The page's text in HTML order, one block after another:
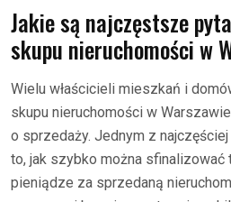
Jakie są najczęstsze
skupu nieruchomości w
Wielu właścicieli mieszkań i
skupu nieruchomości w
o sprzedaży. Jednym z
to, jak szybko można sfinalizować
pieniądze za sprzedaną